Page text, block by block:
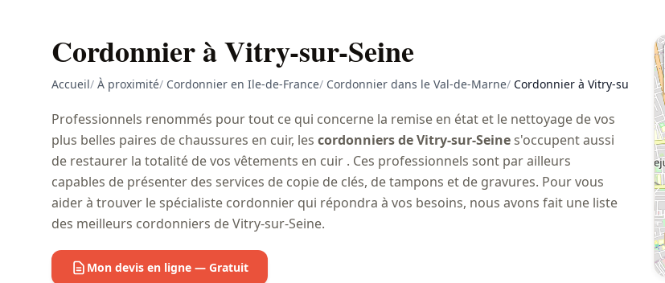
Cordonnier à Vitry-sur-Seine
Accueil/ À proximité/ Cordonnier en Ile-de-France/ Cordonnier dans le Val-de-Marne/ Cordonnier à Vitry-sur-Seine
Professionnels renommés pour tout ce qui concerne la remise en état et le nettoyage de vos
plus belles paires de chaussures en cuir, les cordonniers de Vitry-sur-Seines'occupent aussi
de restaurer la totalité de vos vêtements en cuir . Ces professionnels sont par ailleurs
capables de présenter des services de copie de clés, de tampons et de gravures. Pour vous
aider à trouver le spécialiste cordonnier qui répondra à vos besoins, nous avons fait une liste
des meilleurs cordonniers de Vitry-sur-Seine.
Mon devis en ligne — Gratuit